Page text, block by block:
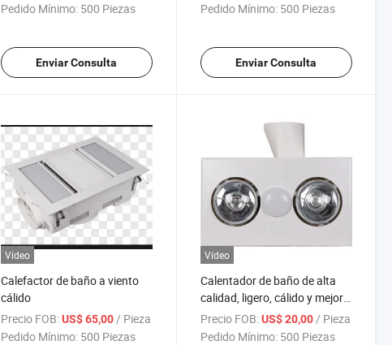
Pedido Mínimo: 500 Piezas
Enviar Consulta
Pedido Mínimo: 500 Piezas
Enviar Consulta
Vídeo
Calefactor de baño a viento
cálido
Precio FOB: US$ 65,00 / Pieza
Pedido Mínimo: 500 Piezas
Vídeo
Calentador de baño de alta
calidad, ligero, cálido y mejor
vendido
Precio FOB: US$ 20,00 / Pieza
Pedido Mínimo: 500 Piezas